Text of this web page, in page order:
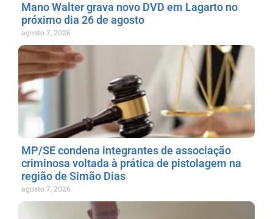
Mano Walter grava novo DVD em Lagarto no
próximo dia 26 de agosto
agosto 7, 2026
MP/SE condena integrantes de associação
criminosa voltada à prática de pistolagem na
região de Simão Dias
agosto 7, 2026